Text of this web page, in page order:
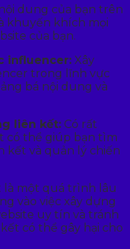
dung của bạn trên
khuyến khích mọi
của bạn.
influencer: Xây
trong lĩnh vực
bá nội dung và
liên kết: Có rất
có thể giúp bạn tìm
kết và quản lý chiến
là một quá trình lâu
vào việc xây dựng
uy tín và tránh
có thể gây hại cho